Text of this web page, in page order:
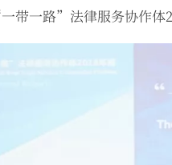
带一路”法律服务协作体